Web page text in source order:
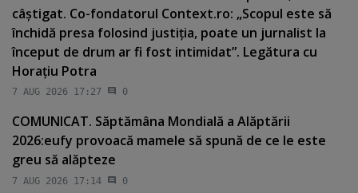
câştigat. Co-fondatorul Context.ro: „Scopul este să
închidă presa folosind justiţia, poate un jurnalist la
început de drum ar fi fost intimidat”. Legătura cu
Horaţiu Potra
7 AUG 2026 17:27 0
COMUNICAT. Săptămâna Mondială a Alăptării
2026:eufy provoacă mamele să spună de ce le este
greu să alăpteze
7 AUG 2026 17:14 0